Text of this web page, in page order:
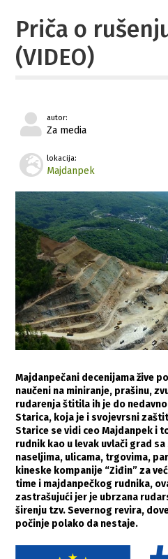
Priča o
(VIDEO)
autor:
Za media
lokacija:
Majdanpek
Majdanpečani decenijama žive
naučeni na miniranje, prašinu,
rudarenja štitila ih je do
Starica, koja je i svojevrsni
Starice se vidi ceo Majdanpek i
rudnik kao u levak uvlači grad
naseljima, ulicama, trgovima,
kineske kompanije “Ziđin” za
time i majdanpečkog rudnika,
zastrašujući jer je ubrzana
širenju tzv. Severnog revira,
počinje polako da nestaje.